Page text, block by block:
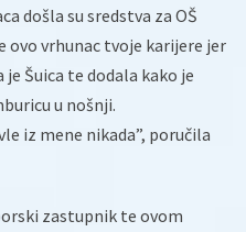
došla su sredstva za OŠ
ovo vrhunac tvoje karijere jer
Šuica te dodala kako je
u nošnji.
iz mene nikada”, poručila
zastupnik te ovom